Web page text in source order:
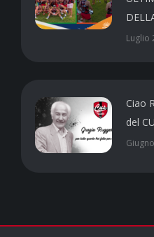
Luglio
Ciao
del